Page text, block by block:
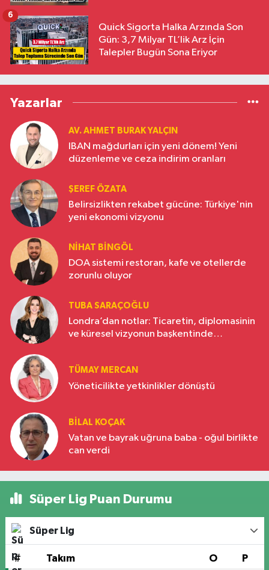
Quick Sigorta Halka Arzında Son
Gün: 3,7 Milyar TL’lik Arz İçin
Talepler Bugün Sona Eriyor
6
Yazarlar
AV. AHMET BURAK YALÇIN
IBAN mağdurları için yeni dönem! Yeni
düzenleme ve ceza indirim oranları
ŞEREF ÖZATA
Belirsizlikten rekabet gücüne: Türkiye'nin
yeni ekonomi vizyonu
NIHAT BINGÖL
DOA sistemi restoran, kafe ve otellerde
zorunlu oluyor
TUBA SARAÇOĞLU
Londra’dan notlar: Ticaretin, diplomasinin
ve küresel vizyonun başkentinde
TÜMAY MERCAN
Yöneticilikte yetkinlikler dönüştü
BILAL KOÇAK
Vatan ve bayrak uğruna baba - oğul birlikte
can verdi
Süper Lig Puan Durumu
Süper Lig
# Takım O P